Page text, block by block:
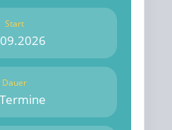
Start
Dauer